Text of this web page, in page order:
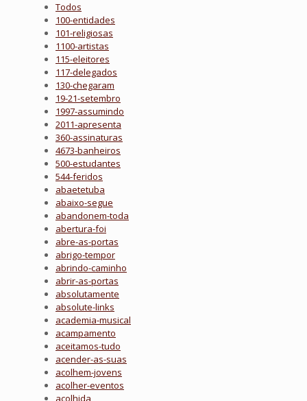
Todos
100-entidades
101-religiosas
1100-artistas
115-eleitores
117-delegados
130-chegaram
19-21-setembro
1997-assumindo
2011-apresenta
360-assinaturas
4673-banheiros
500-estudantes
544-feridos
abaetetuba
abaixo-segue
abandonem-toda
abertura-foi
abre-as-portas
abrigo-tempor
abrindo-caminho
abrir-as-portas
absolutamente
absolute-links
academia-musical
acampamento
aceitamos-tudo
acender-as-suas
acolhem-jovens
acolher-eventos
acolhida